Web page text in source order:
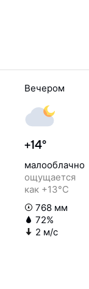
Вечером
+14°
малооблачно
ощущается
как +13°C
768 мм
72%
2 м/с